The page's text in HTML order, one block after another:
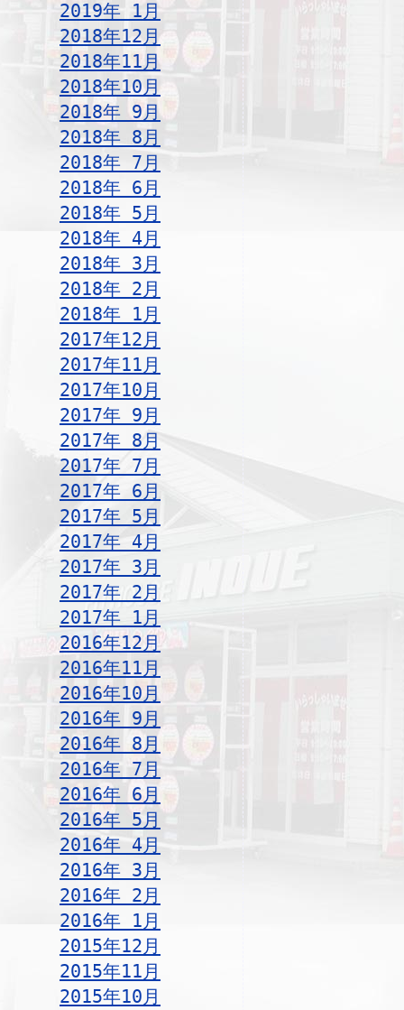
2019年 1月
2018年12月
2018年11月
2018年10月
2018年 9月
2018年 8月
2018年 7月
2018年 6月
2018年 5月
2018年 4月
2018年 3月
2018年 2月
2018年 1月
2017年12月
2017年11月
2017年10月
2017年 9月
2017年 8月
2017年 7月
2017年 6月
2017年 5月
2017年 4月
2017年 3月
2017年 2月
2017年 1月
2016年12月
2016年11月
2016年10月
2016年 9月
2016年 8月
2016年 7月
2016年 6月
2016年 5月
2016年 4月
2016年 3月
2016年 2月
2016年 1月
2015年12月
2015年11月
2015年10月